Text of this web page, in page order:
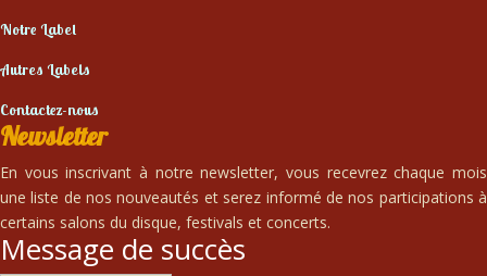
Notre Label
Autres Labels
Contactez-nous
Newsletter
En vous inscrivant à notre newsletter, vous recevrez chaque mois
une liste de nos nouveautés et serez informé de nos participations à
certains salons du disque, festivals et concerts.
Message de succès